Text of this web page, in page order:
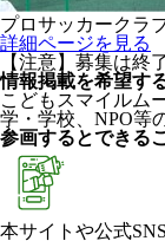
プロサッカークラ
詳細ページを見る
【注意】募集は終
情報掲載を希望す
こどもスマイルム
学・学校、NPO等
参画するとできる
本サイトや公式